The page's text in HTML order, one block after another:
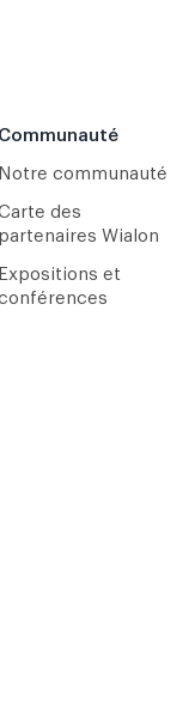
Communauté
Notre communauté
des
partenaires Wialon
Expositions et